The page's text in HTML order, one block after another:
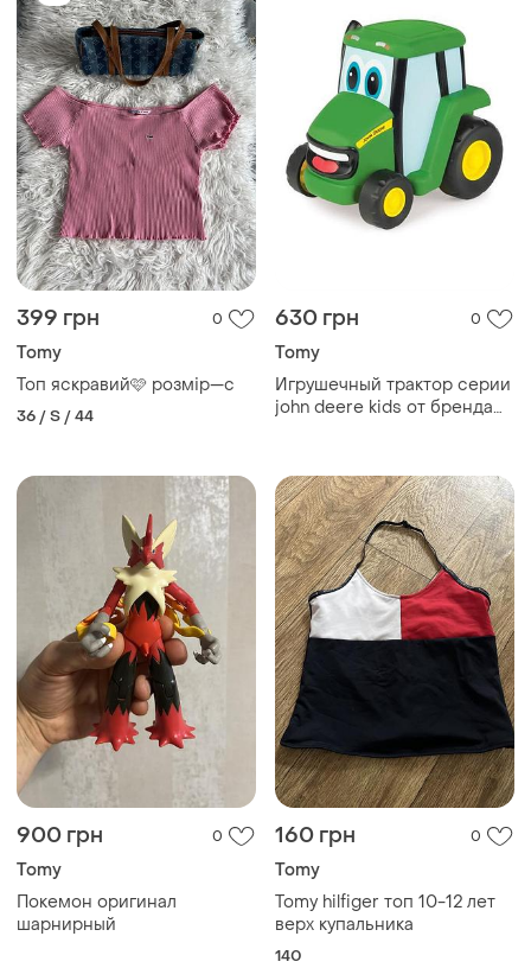
399 грн 0
Tomy
Топ яскравий🩷 розмір—с
36 / S / 44
630 грн 0
Tomy
Игрушечный трактор серии
john deere kids от бренда
900 грн 0
Tomy
Покемон оригинал
шарнирный
160 грн 0
Tomy
Tomy hilfiger топ 10-12 лет
верх купальника
140